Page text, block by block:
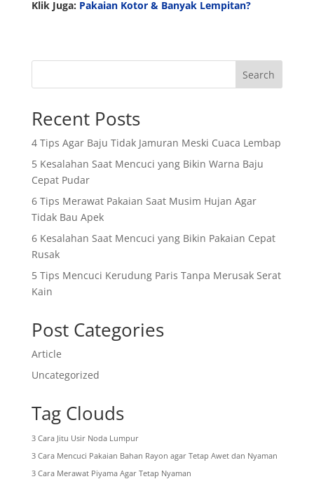
Klik Juga: Pakaian Kotor & Banyak Lempitan?
Search
Recent Posts
4 Tips Agar Baju Tidak Jamuran Meski Cuaca Lembap
5 Kesalahan Saat Mencuci yang Bikin Warna Baju
Cepat Pudar
6 Tips Merawat Pakaian Saat Musim Hujan Agar
Tidak Bau Apek
6 Kesalahan Saat Mencuci yang Bikin Pakaian Cepat
Rusak
5 Tips Mencuci Kerudung Paris Tanpa Merusak Serat
Kain
Post Categories
Article
Uncategorized
Tag Clouds
3 Cara Jitu Usir Noda Lumpur
3 Cara Mencuci Pakaian Bahan Rayon agar Tetap Awet dan Nyaman
3 Cara Merawat Piyama Agar Tetap Nyaman